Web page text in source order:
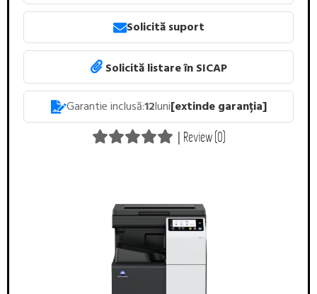
Solicită suport
Solicită listare în SICAP
Garantie inclusă:12luni[extinde garanția]
| Review (0)